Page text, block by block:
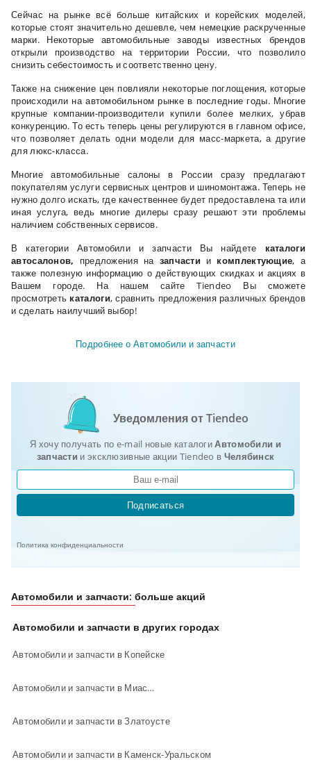
Сейчас на рынке всё больше китайских и корейских моделей,
которые стоят значительно дешевле, чем немецкие раскрученные
марки. Некоторые автомобильные заводы известных брендов
открыли производство на территории России, что позволило
снизить себестоимость и соответственно цену.
Также на снижение цен повлияли некоторые поглощения, которые
происходили на автомобильном рынке в последние годы. Многие
крупные компании-производители купили более мелких, убрав
конкуренцию. То есть теперь цены регулируются в главном офисе,
что позволяет делать одни модели для масс-маркета, а другие
для люкс-класса.
Многие автомобильные салоны в России сразу предлагают
покупателям услуги сервисных центров и шиномонтажа. Теперь не
нужно долго искать, где качественнее будет предоставлена та или
иная услуга, ведь многие дилеры сразу решают эти проблемы
наличием собственных сервисов.
В категории Автомобили и запчасти Вы найдете каталоги
автосалонов, предложения на запчасти и комплектующие, а
также полезную информацию о действующих скидках и акциях в
Вашем городе. На нашем сайте Tiendeo Вы сможете
просмотреть каталоги, сравнить предложения различных брендов
и сделать наилучший выбор!
Подробнее о Автомобили и запчасти
Уведомления от Tiendeo
Я хочу получать по e-mail новые каталогиАвтомобили и
запчасти и эксклюзивные акции Tiendeo в Челябинск
Подписаться
Политика конфиденциальности
Автомобили и запчасти: больше акций
Автомобили и запчасти в других городах
Автомобили и запчасти в Копейске
Автомобили и запчасти в Миассе
Автомобили и запчасти в Златоусте
Автомобили и запчасти в Каменск-Уральском